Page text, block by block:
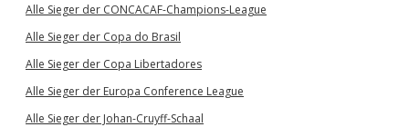
Alle Sieger der CONCACAF-Champions-League
Alle Sieger der Copa do Brasil
Alle Sieger der Copa Libertadores
Alle Sieger der Europa Conference League
Alle Sieger der Johan-Cruyff-Schaal